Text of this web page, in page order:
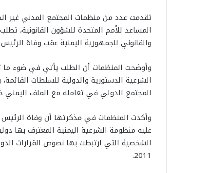
تقدمت عدد من منظمات المجتمع المدني غير
المساعد للأمم المتحدة للشؤون القانونية،
والقانوني للجمهورية اليمنية عقب وفاة الرئيس
وأوضحت المنظمات أن الطلب يأتي في ضوء ما
الشرعية الدستورية والدولية للسلطات
المجتمع الدولي في تعامله مع الملف اليمني
وأكدت المنظمات في مذكرتها أن وفاة
عليه منظومة الشرعية اليمنية المعترف بها
الشخصية التي ارتبطت بها نصوص القرارات
2011.